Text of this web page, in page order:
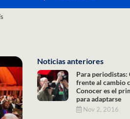
Noticias anteriores
Para periodistas:
frente al cambio
Conocer es el
para adaptarse
Nov 2, 2016